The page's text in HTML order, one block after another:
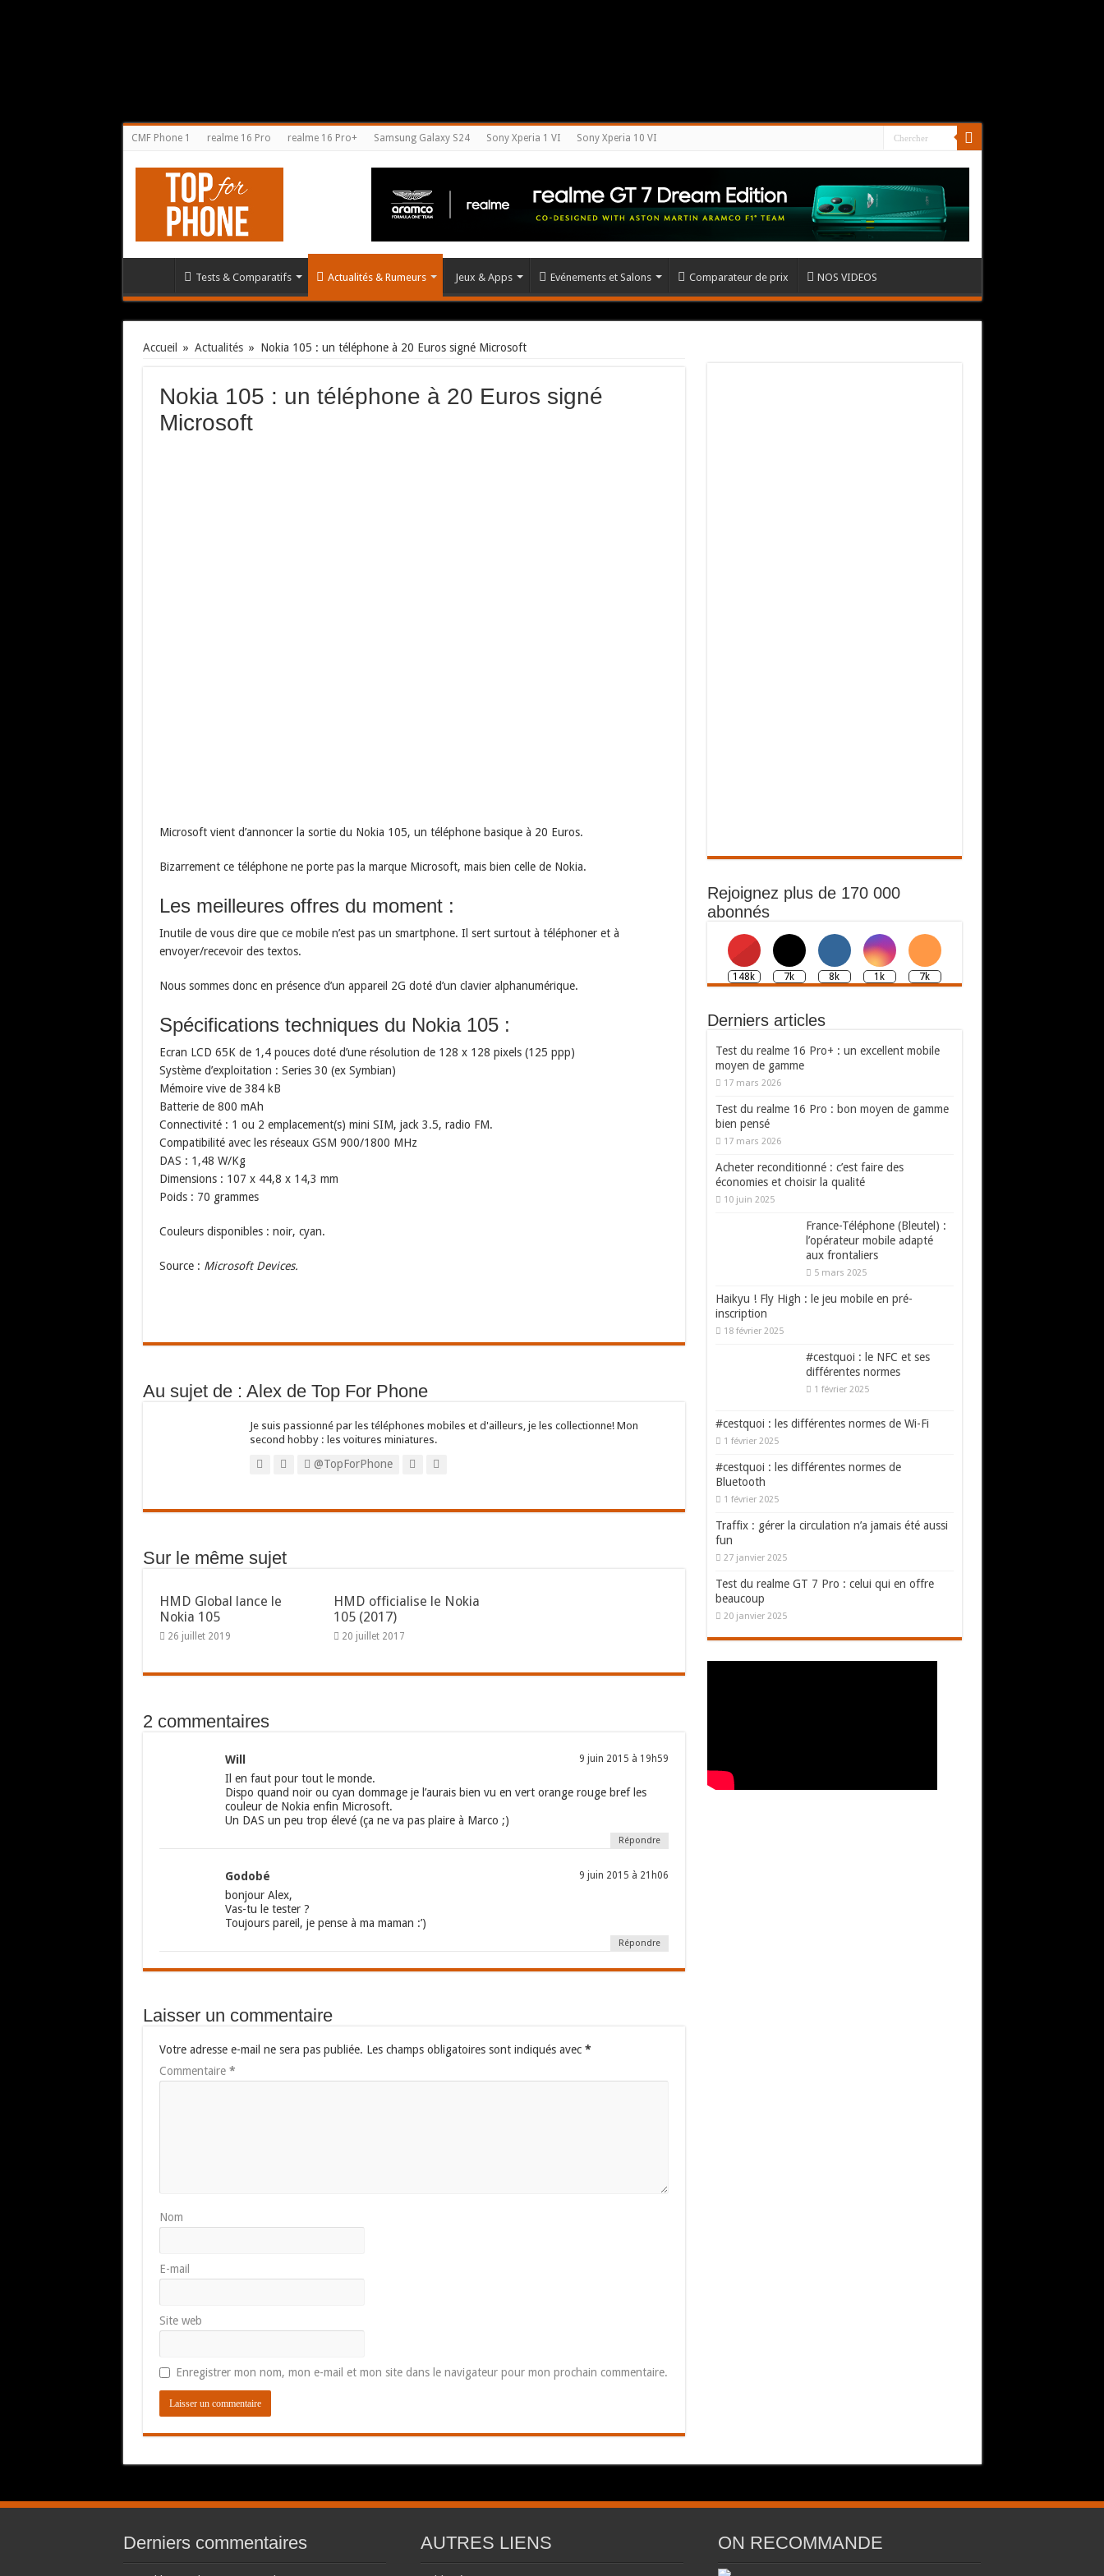
CMF Phone 1 realme 16 Pro realme 16 Pro+ Samsung Galaxy S24 Sony Xperia 1 VI Sony Xperia 10 VI
Tests & Comparatifs Actualités & Rumeurs Jeux & Apps Evénements et Salons Comparateur de prix NOS VIDEOS
Accueil » Actualités » Nokia 105 : un téléphone à 20 Euros signé Microsoft
Nokia 105 : un téléphone à 20 Euros signé
Microsoft
Microsoft vient d’annoncer la sortie du Nokia 105, un téléphone basique à 20 Euros.
Bizarrement ce téléphone ne porte pas la marque Microsoft, mais bien celle de Nokia.
Les meilleures offres du moment :
Inutile de vous dire que ce mobile n’est pas un smartphone. Il sert surtout à téléphoner et à
envoyer/recevoir des textos.
Nous sommes donc en présence d’un appareil 2G doté d’un clavier alphanumérique.
Spécifications techniques du Nokia 105 :
Ecran LCD 65K de 1,4 pouces doté d’une résolution de 128 x 128 pixels (125 ppp)
Système d’exploitation : Series 30 (ex Symbian)
Mémoire vive de 384 kB
Batterie de 800 mAh
Connectivité : 1 ou 2 emplacement(s) mini SIM, jack 3.5, radio FM.
Compatibilité avec les réseaux GSM 900/1800 MHz
DAS : 1,48 W/Kg
Dimensions : 107 x 44,8 x 14,3 mm
Poids : 70 grammes
Couleurs disponibles : noir, cyan.
Source : Microsoft Devices.
Au sujet de : Alex de Top For Phone
Je suis passionné par les téléphones mobiles et d'ailleurs, je les collectionne! Mon
second hobby : les voitures miniatures.
@TopForPhone
Sur le même sujet
HMD Global lance le
Nokia 105
26 juillet 2019
HMD officialise le Nokia
105 (2017)
20 juillet 2017
2 commentaires
Will 9 juin 2015 à 19h59
Il en faut pour tout le monde.
Dispo quand noir ou cyan dommage je l’aurais bien vu en vert orange rouge bref les
couleur de Nokia enfin Microsoft.
Un DAS un peu trop élevé (ça ne va pas plaire à Marco ;)
Répondre
Godobé 9 juin 2015 à 21h06
bonjour Alex,
Vas-tu le tester ?
Toujours pareil, je pense à ma maman :’)
Répondre
Laisser un commentaire
Votre adresse e-mail ne sera pas publiée. Les champs obligatoires sont indiqués avec *
Commentaire *
Nom
E-mail
Site web
Enregistrer mon nom, mon e-mail et mon site dans le navigateur pour mon prochain commentaire.
Rejoignez plus de 170 000
abonnés
148k 7k 8k 1k 7k
Derniers articles
Test du realme 16 Pro+ : un excellent mobile
moyen de gamme
17 mars 2026
Test du realme 16 Pro : bon moyen de gamme
bien pensé
17 mars 2026
Acheter reconditionné : c’est faire des
économies et choisir la qualité
10 juin 2025
France-Téléphone (Bleutel) :
l’opérateur mobile adapté
aux frontaliers
5 mars 2025
Haikyu ! Fly High : le jeu mobile en pré-
inscription
18 février 2025
#cestquoi : le NFC et ses
différentes normes
1 février 2025
#cestquoi : les différentes normes de Wi-Fi
1 février 2025
#cestquoi : les différentes normes de
Bluetooth
1 février 2025
Traffix : gérer la circulation n’a jamais été aussi
fun
27 janvier 2025
Test du realme GT 7 Pro : celui qui en offre
beaucoup
20 janvier 2025
Derniers commentaires AUTRES LIENS ON RECOMMANDE